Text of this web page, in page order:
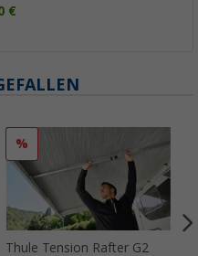
€
%
Thule Tension Rafter G2